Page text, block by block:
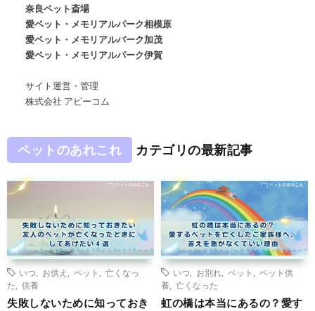
奈良ペット斎場
愛ペット・メモリアルパーク相模原
愛ペット・メモリアルパーク加茂
愛ペット・メモリアルパーク伊賀
サイト運営・管理
株式会社 アビーコム
ペットのあれこれ カテゴリの最新記事
いつ お供え ペット
亡くなっ
た
供養
失敗しないために知っておき
いつ お別れ ペット
ペット供
養
亡くなった
虹の橋は本当にあるの？愛す